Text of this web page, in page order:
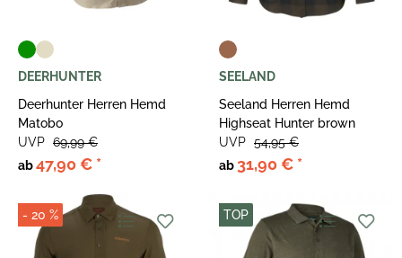
DEERHUNTER
Deerhunter Herren Hemd
Matobo
ab47,90 € *
UVP 69,99 €
SEELAND
Seeland Herren Hemd
Highseat Hunter brown
ab 31,90 € *
UVP 54,95 €
- 20 % TOP